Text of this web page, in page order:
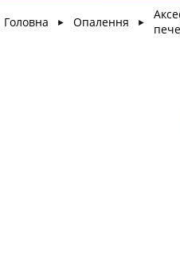
Головна ► Опалення ►